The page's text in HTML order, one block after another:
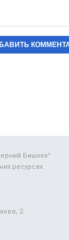
Бишкек"
ресурсах
2.